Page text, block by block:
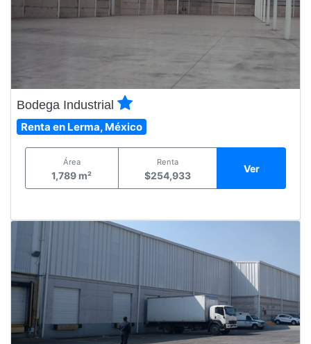
Bodega Industrial
Renta en Lerma, México
Área
1,789 m²
Renta
$254,933
Ver